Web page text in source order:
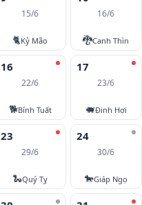
15/6
🐈Kỷ Mão
16/6
🐉Canh Thìn
16
22/6
🐕Bính Tuất
17
23/6
🐖Đinh Hợi
23
29/6
🐍Quý Tỵ
24
30/6
🐎Giáp Ngọ